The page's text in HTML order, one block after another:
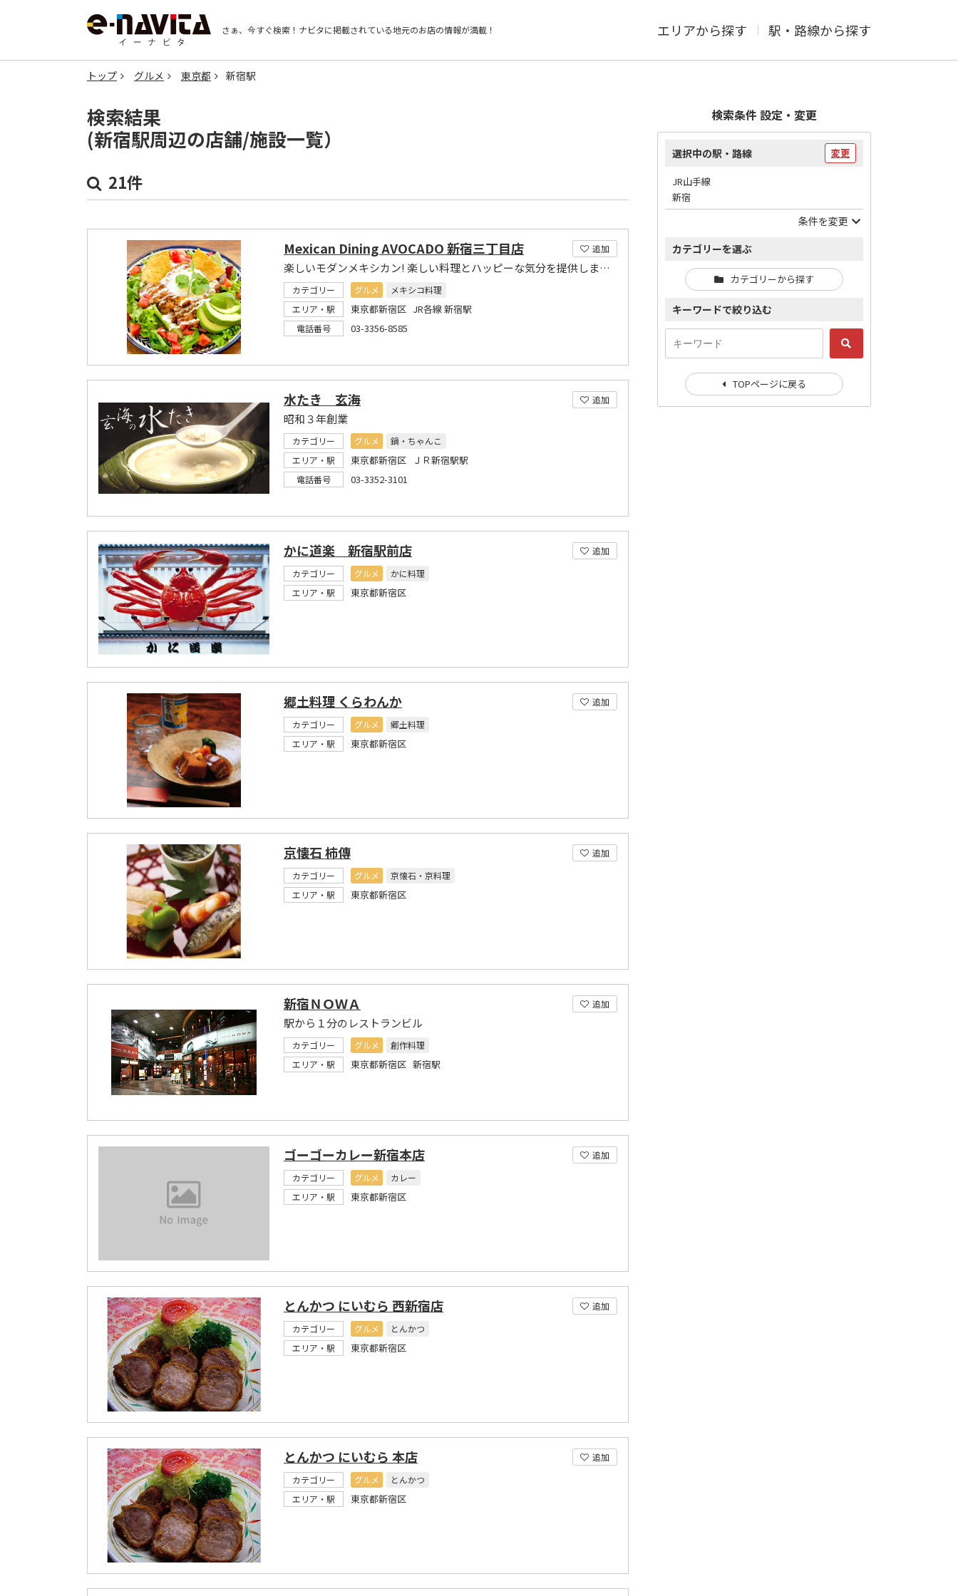
さぁ、今すぐ検索！ ナビタに掲載されている地元のお店の情報が満載！ エリアから探す 駅・路線から探す
トップ グルメ 東京都 新宿駅
検索結果
(新宿駅周辺の店舗/施設一覧）
21件
追加
Mexican Dining AVOCADO 新宿三丁目店
楽しいモダンメキシカン! 楽しい料理とハッピーな気分を提供します。
カテゴリー グルメ
メキシコ料理
エリア・駅
東京都新宿区 JR各線 新宿駅
電話番号 03-3356-8585
追加
水たき 玄海
昭和３年創業
カテゴリー グルメ
鍋・ちゃんこ
エリア・駅
東京都新宿区 ＪＲ新宿駅駅
電話番号 03-3352-3101
追加
かに道楽 新宿駅前店
カテゴリー グルメ
かに料理
エリア・駅
東京都新宿区
追加
郷土料理 くらわんか
カテゴリー グルメ
郷土料理
エリア・駅
東京都新宿区
追加
京懐石 柿傳
カテゴリー グルメ
京懐石・京料理
エリア・駅
東京都新宿区
追加
新宿ＮＯＷＡ
駅から１分のレストランビル
カテゴリー グルメ
創作料理
エリア・駅
東京都新宿区 新宿駅
追加
ゴーゴーカレー新宿本店
カテゴリー グルメ
カレー
エリア・駅
東京都新宿区
追加
とんかつ にいむら 西新宿店
カテゴリー グルメ
とんかつ
エリア・駅
東京都新宿区
追加
とんかつ にいむら 本店
カテゴリー グルメ
とんかつ
エリア・駅
東京都新宿区
検索条件 設定・変更
選択中の駅・路線 変更
JR山手線
新宿
条件を変更
カテゴリーを選ぶ
カテゴリーから探す
キーワードで絞り込む
TOPページに戻る